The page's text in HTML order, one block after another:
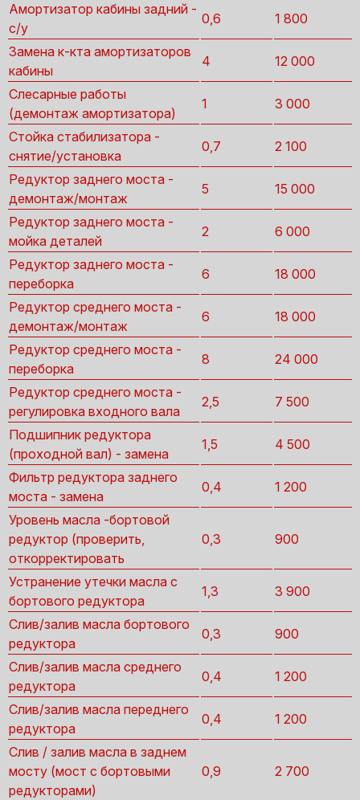
Амортизатор кабины задний -
с/у
0,6 1 800
Замена к-кта амортизаторов
кабины
4 12 000
Слесарные работы
(демонтаж амортизатора)
1 3 000
Стойка стабилизатора -
снятие/установка
0,7 2 100
Редуктор заднего моста -
демонтаж/монтаж
5 15 000
Редуктор заднего моста -
мойка деталей
2 6 000
Редуктор заднего моста -
переборка
6 18 000
Редуктор среднего моста -
демонтаж/монтаж
6 18 000
Редуктор среднего моста -
переборка
8 24 000
Редуктор среднего моста -
регулировка входного вала
2,5 7 500
Подшипник редуктора
(проходной вал) - замена
1,5 4 500
Фильтр редуктора заднего
моста - замена
0,4 1 200
Уровень масла -бортовой
редуктор (проверить,
откорректировать
0,3 900
Устранение утечки масла с
бортового редуктора
1,3 3 900
Слив/залив масла бортового
редуктора
0,3 900
Слив/залив масла среднего
редуктора
0,4 1 200
Слив/залив масла переднего
редуктора
0,4 1 200
Слив / залив масла в заднем
мосту (мост с бортовыми
редукторами)
0,9 2 700